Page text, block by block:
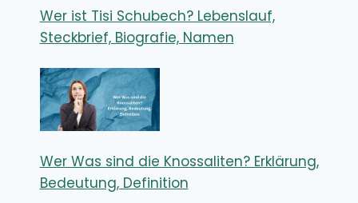
Wer ist Tisi Schubech? Lebenslauf,
Steckbrief, Biografie, Namen
Wer Was sind die Knossaliten? Erklärung,
Bedeutung, Definition